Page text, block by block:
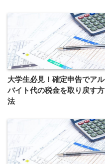
大学生必見！確定申告でアル
バイト代の税金を取り戻す方
法